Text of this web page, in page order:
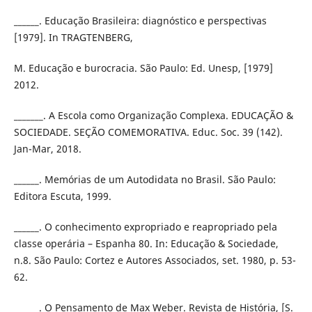
______. Educação Brasileira: diagnóstico e perspectivas
[1979]. In TRAGTENBERG,
M. Educação e burocracia. São Paulo: Ed. Unesp, [1979]
2012.
_______. A Escola como Organização Complexa. EDUCAÇÃO &
SOCIEDADE. SEÇÃO COMEMORATIVA. Educ. Soc. 39 (142).
Jan-Mar, 2018.
______. Memórias de um Autodidata no Brasil. São Paulo:
Editora Escuta, 1999.
______. O conhecimento expropriado e reapropriado pela
classe operária – Espanha 80. In: Educação & Sociedade,
n.8. São Paulo: Cortez e Autores Associados, set. 1980, p. 53-
62.
______. O Pensamento de Max Weber. Revista de História, [S.